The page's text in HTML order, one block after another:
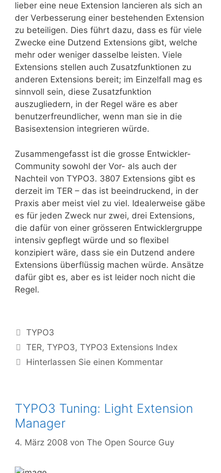
lieber eine neue Extension lancieren als sich an
der Verbesserung einer bestehenden Extension
zu beteiligen. Dies führt dazu, dass es für viele
Zwecke eine Dutzend Extensions gibt, welche
mehr oder weniger dasselbe leisten. Viele
Extensions stellen auch Zusatzfunktionen zu
anderen Extensions bereit; im Einzelfall mag es
sinnvoll sein, diese Zusatzfunktion
auszugliedern, in der Regel wäre es aber
benutzerfreundlicher, wenn man sie in die
Basisextension integrieren würde.
Zusammengefasst ist die grosse Entwickler-
Community sowohl der Vor- als auch der
Nachteil von TYPO3. 3807 Extensions gibt es
derzeit im TER – das ist beeindruckend, in der
Praxis aber meist viel zu viel. Idealerweise gäbe
es für jeden Zweck nur zwei, drei Extensions,
die dafür von einer grösseren Entwicklergruppe
intensiv gepflegt würde und so flexibel
konzipiert wäre, dass sie ein Dutzend andere
Extensions überflüssig machen würde. Ansätze
dafür gibt es, aber es ist leider noch nicht die
Regel.
Kategorien
TYPO3
Tags
TER,TYPO3,TYPO3 Extensions Index
Hinterlassen Sie einen Kommentar
TYPO3 Tuning: Light Extension
Manager
4. März 2008 von The Open Source Guy